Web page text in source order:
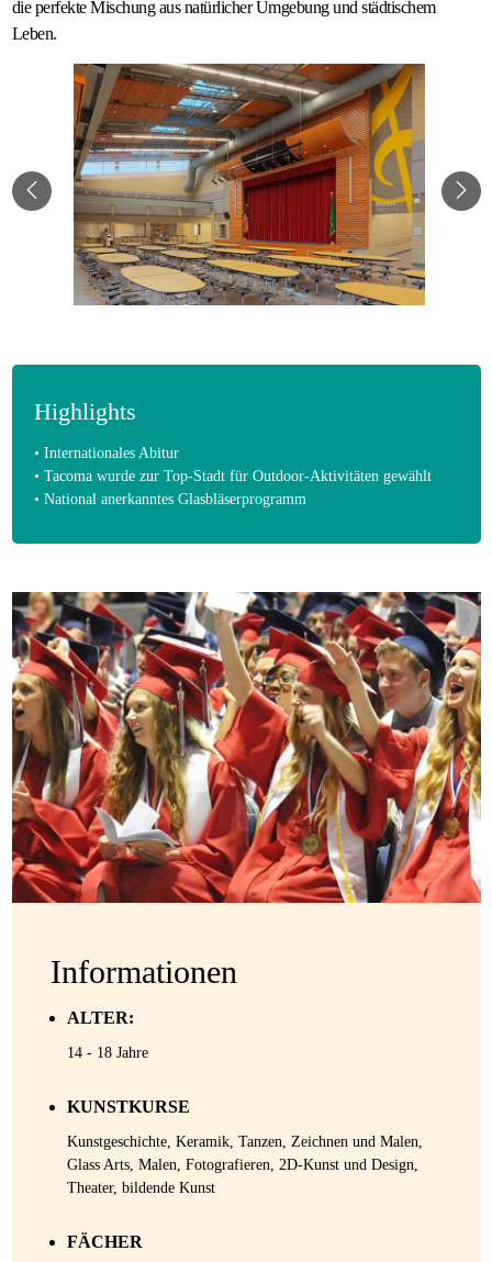
die perfekte Mischung aus natürlicher Umgebung und städtischem
Leben.
Highlights
• Internationales Abitur
• Tacoma wurde zur Top-Stadt für Outdoor-Aktivitäten gewählt
• National anerkanntes Glasbläserprogramm
Informationen
ALTER:
14 - 18 Jahre
KUNSTKURSE
Kunstgeschichte, Keramik, Tanzen, Zeichnen und Malen,
Glass Arts, Malen, Fotografieren, 2D-Kunst und Design,
Theater, bildende Kunst
FÄCHER